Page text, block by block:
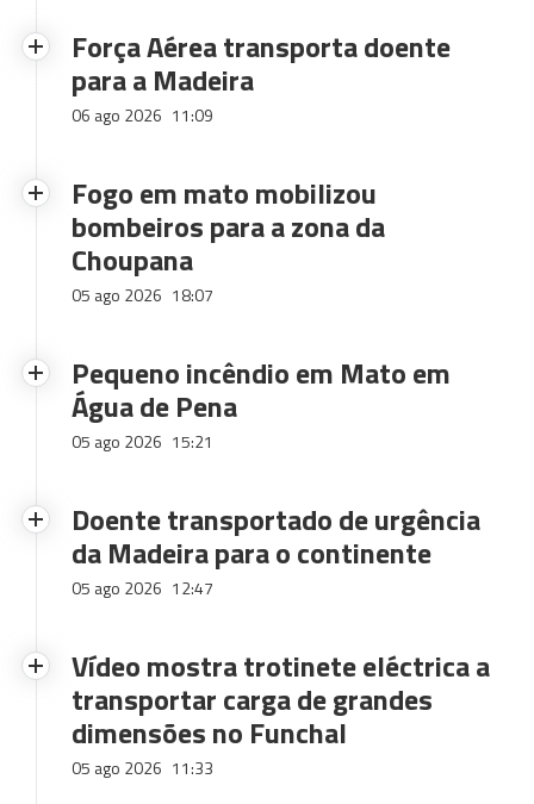
Força Aérea transporta doente
para a Madeira
06 ago 2026 11:09
Fogo em mato mobilizou
bombeiros para a zona da
Choupana
05 ago 2026 18:07
Pequeno incêndio em Mato em
Água de Pena
05 ago 2026 15:21
Doente transportado de urgência
da Madeira para o continente
05 ago 2026 12:47
Vídeo mostra trotinete eléctrica a
transportar carga de grandes
dimensões no Funchal
05 ago 2026 11:33